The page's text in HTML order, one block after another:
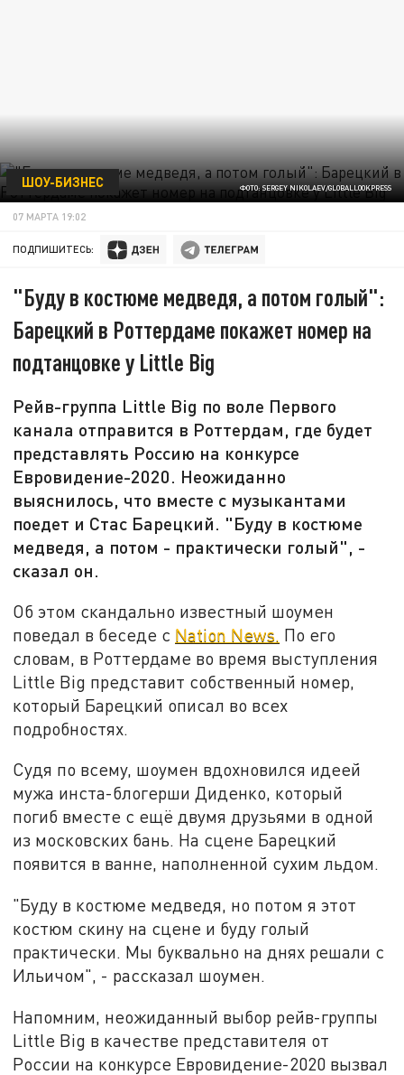
ФОТО: SERGEY NIKOLAEV/GLOBALLOOKPRESS
ШОУ-БИЗНЕС
07 МАРТА 19:02
ПОДПИШИТЕСЬ:
"Буду в костюме медведя, а потом голый":
Барецкий в Роттердаме покажет номер на
подтанцовке у Little Big
Рейв-группа Little Big по воле Первого
канала отправится в Роттердам, где будет
представлять Россию на конкурсе
Евровидение-2020. Неожиданно
выяснилось, что вместе с музыкантами
поедет и Стас Барецкий. "Буду в костюме
медведя, а потом - практически голый", -
сказал он.
Об этом скандально известный шоумен
поведал в беседе с Nation News. По его
словам, в Роттердаме во время выступления
Little Big представит собственный номер,
который Барецкий описал во всех
подробностях.
Судя по всему, шоумен вдохновился идеей
мужа инста-блогерши Диденко, который
погиб вместе с ещё двумя друзьями в одной
из московских бань. На сцене Барецкий
появится в ванне, наполненной сухим льдом.
"Буду в костюме медведя, но потом я этот
костюм скину на сцене и буду голый
практически. Мы буквально на днях решали с
Ильичом", - рассказал шоумен.
Напомним, неожиданный выбор рейв-группы
Little Big в качестве представителя от
России на конкурсе Евровидение-2020 вызвал